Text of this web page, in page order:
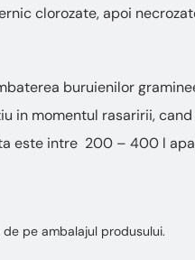
clorozate, apoi
buruienilor
in momentul rasaririi,
este intre 200 – 400 l
pe ambalajul produsului.